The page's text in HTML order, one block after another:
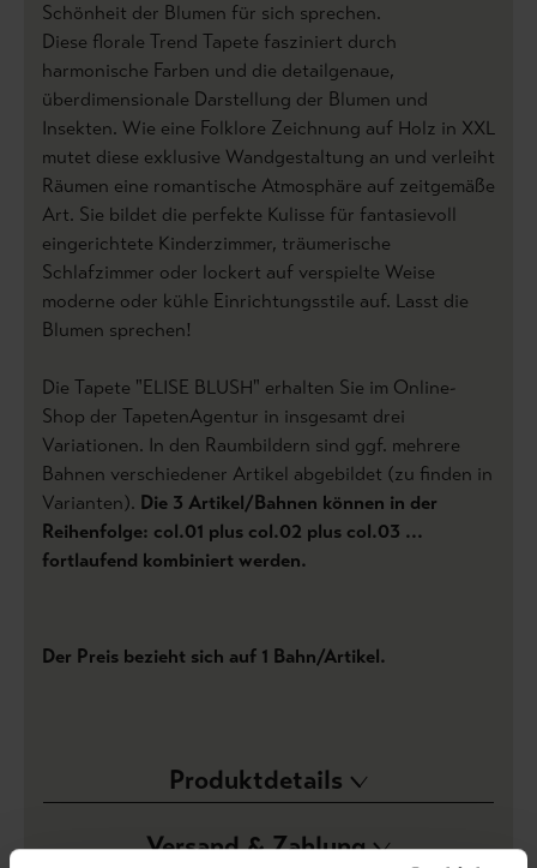
Schönheit der Blumen für sich sprechen.
Diese florale Trend Tapete fasziniert durch
harmonische Farben und die detailgenaue,
überdimensionale Darstellung der Blumen und
Insekten. Wie eine Folklore Zeichnung auf Holz in XXL
mutet diese exklusive Wandgestaltung an und verleiht
Räumen eine romantische Atmosphäre auf zeitgemäße
Art. Sie bildet die perfekte Kulisse für fantasievoll
eingerichtete Kinderzimmer, träumerische
Schlafzimmer oder lockert auf verspielte Weise
moderne oder kühle Einrichtungsstile auf. Lasst die
Blumen sprechen!
Die Tapete "ELISE BLUSH" erhalten Sie im Online-
Shop der TapetenAgentur in insgesamt drei
Variationen. In den Raumbildern sind ggf. mehrere
Bahnen verschiedener Artikel abgebildet (zu finden in
Varianten). Die 3 Artikel/Bahnen können in der
Reihenfolge: col.01 plus col.02 plus col.03 ...
fortlaufend kombiniert werden.
Der Preis bezieht sich auf 1 Bahn/Artikel.
Produktdetails
Versand & Zahlung